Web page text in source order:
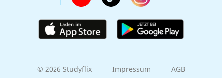
© 2026 Studyflix Impressum AGB